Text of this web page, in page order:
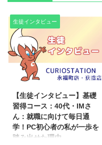
生徒インタビュー
2025/7/4
【生徒インタビュー】基礎
習得コース：40代・IMさ
ん：就職に向けて毎日通
学！PC初心者の私が一歩を
踏み出せた理由